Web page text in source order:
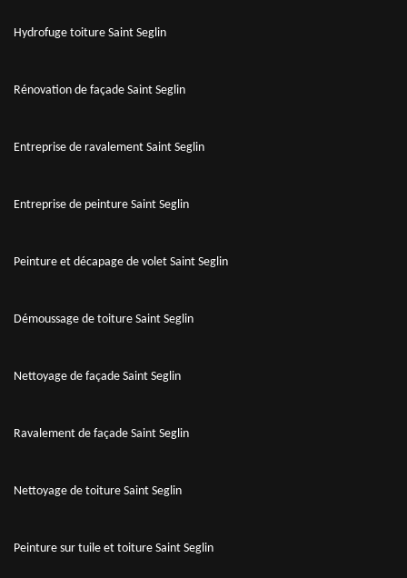
Hydrofuge toiture Saint Seglin
Rénovation de façade Saint Seglin
Entreprise de ravalement Saint Seglin
Entreprise de peinture Saint Seglin
Peinture et décapage de volet Saint Seglin
Démoussage de toiture Saint Seglin
Nettoyage de façade Saint Seglin
Ravalement de façade Saint Seglin
Nettoyage de toiture Saint Seglin
Peinture sur tuile et toiture Saint Seglin